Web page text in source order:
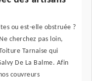
ou est-elle obstruée ?
cherchez pas loin,
Tarnaise qui
De La Balme. Afin
couvreurs